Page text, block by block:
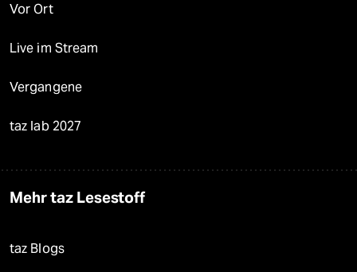
Vor Ort
Live im Stream
Vergangene
taz lab 2027
Mehr taz Lesestoff
taz Blogs